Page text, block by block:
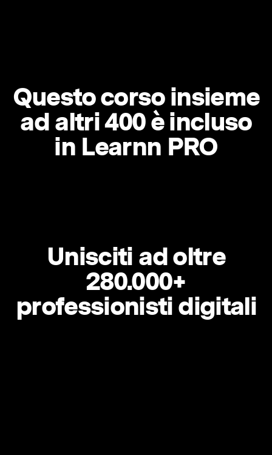
Questo corso insieme
ad altri 400 è incluso
in Learnn PRO
Unisciti ad oltre
280.000+
professionisti digitali